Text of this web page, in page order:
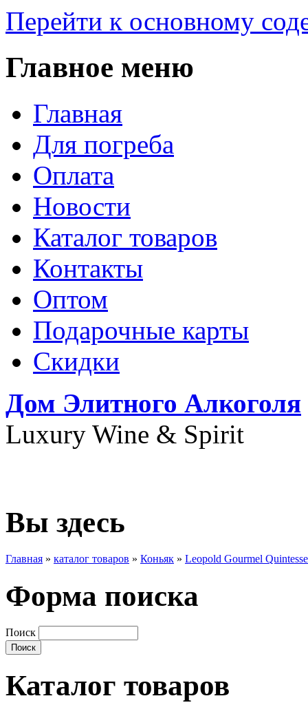
Перейти к основному
Главное меню
Главная
Для погреба
Оплата
Новости
Каталог товаров
Контакты
Оптом
Подарочные карты
Скидки
Дом Элитного Алкоголя
Luxury Wine & Spirit
Вы здесь
Главная » каталог товаров » Коньяк » Leopold Gourmel
Форма поиска
Поиск
Каталог товаров